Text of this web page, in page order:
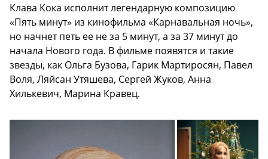
Клава Кока исполнит легендарную композицию
«Пять минут» из кинофильма «Карнавальная ночь»,
но начнет петь ее не за 5 минут, а за 37 минут до
начала Нового года. В фильме появятся и такие
звезды, как Ольга Бузова, Гарик Мартиросян, Павел
Воля, Ляйсан Утяшева, Сергей Жуков, Анна
Хилькевич, Марина Кравец.